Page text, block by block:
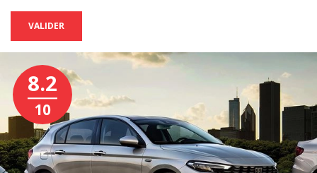
VALIDER
8.2
10